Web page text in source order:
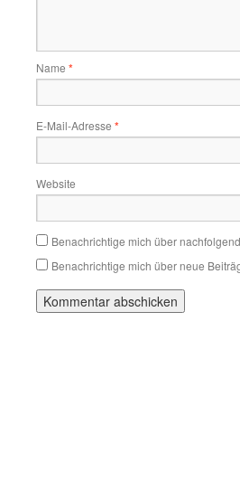
Name *
E-Mail-Adresse *
Website
Benachrichtige mich über
Benachrichtige mich über neue